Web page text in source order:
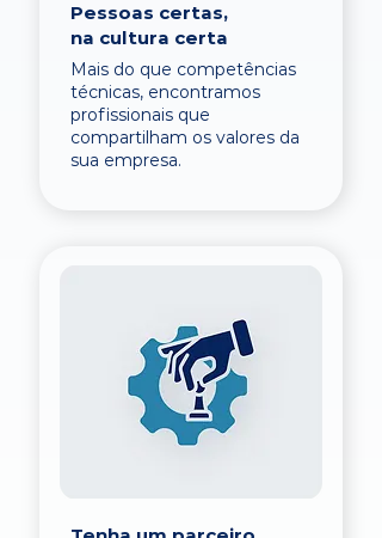
Pessoas certas,
na cultura certa
Mais do que competências
técnicas, encontramos
profissionais que
compartilham os valores da
sua empresa.